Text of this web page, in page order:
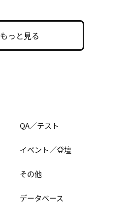
もっと見る
QA／テスト
イベント／登壇
その他
データベース